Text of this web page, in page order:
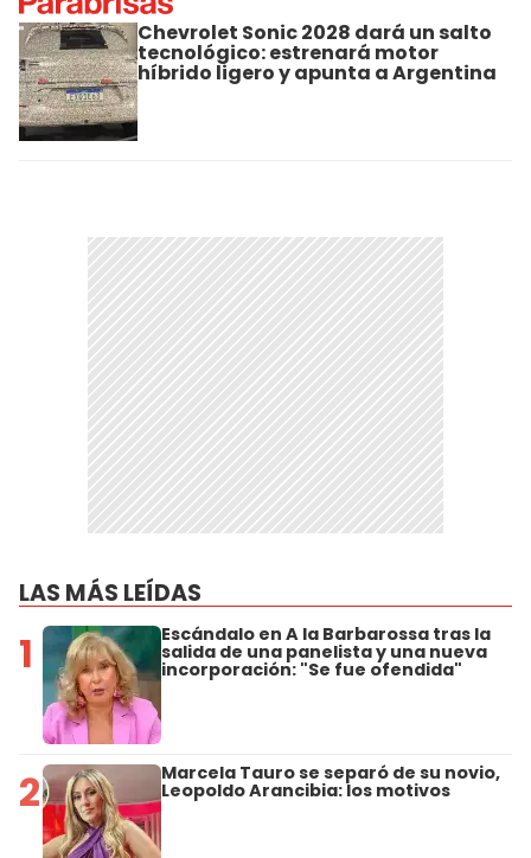
Chevrolet Sonic 2028 dará un salto
tecnológico: estrenará motor
híbrido ligero y apunta a Argentina
LAS MÁS LEÍDAS
1 Escándalo en A la Barbarossa tras la
salida de una panelista y una nueva
incorporación: "Se fue ofendida"
2 Marcela Tauro se separó de su novio,
Leopoldo Arancibia: los motivos